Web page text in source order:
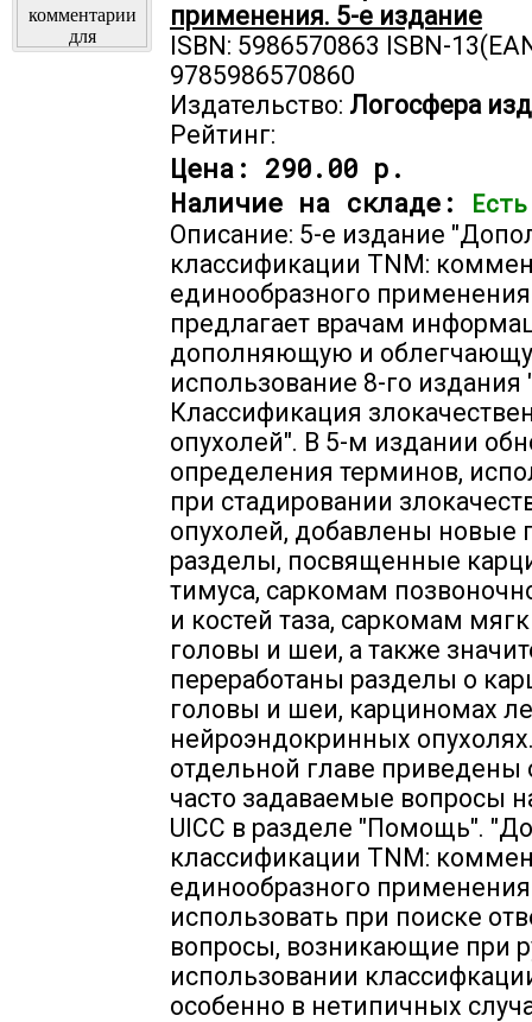
применения. 5-е издание
ISBN: 5986570863 ISBN-
9785986570860
Издательство: Логосфера
Рейтинг:
Цена: 290.00 р.
Наличие на складе:
Описание: 5-е издание
классификации TNM:
единообразного
предлагает врачам
дополняющую и
использование 8-го издания
Классификация
опухолей". В 5-м издании
определения терминов,
при стадировании
опухолей, добавлены новые
разделы, посвященные
тимуса, саркомам
и костей таза, саркомам
головы и шеи, а также
переработаны разделы о
головы и шеи, карциномах
нейроэндокринных
отдельной главе приведены
часто задаваемые вопросы
UICC в разделе "Помощь".
классификации TNM:
единообразного
использовать при поиске
вопросы, возникающие при
использовании
особенно в нетипичных